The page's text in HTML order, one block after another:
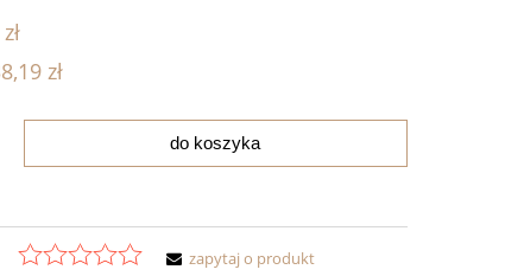
zł
do koszyka
zapytaj o produkt